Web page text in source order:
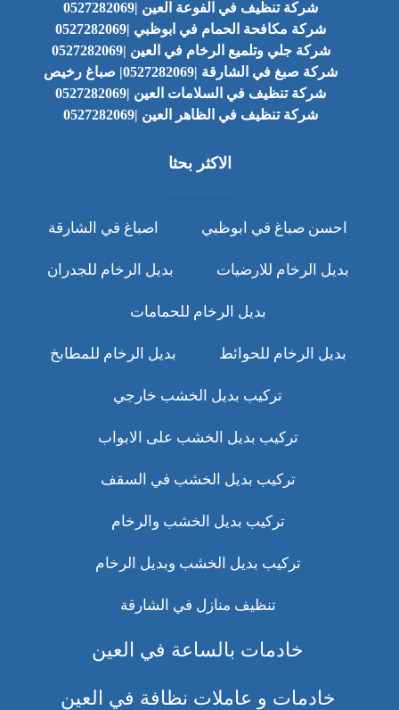
شركة تنظيف في الفوعة العين |0527282069
شركة مكافحة الحمام في ابوظبي |0527282069
شركة جلي وتلميع الرخام في العين |0527282069
شركة صبغ في الشارقة |0527282069| صباغ رخيص
شركة تنظيف في السلامات العين |0527282069
شركة تنظيف في الظاهر العين |0527282069
الاكثر بحثا
احسن صباغ في ابوظبي اصباغ في الشارقة
بديل الرخام للارضيات بديل الرخام للجدران
بديل الرخام للحمامات
بديل الرخام للحوائط بديل الرخام للمطابخ
تركيب بديل الخشب خارجي
تركيب بديل الخشب على الابواب
تركيب بديل الخشب في السقف
تركيب بديل الخشب والرخام
تركيب بديل الخشب وبديل الرخام
تنظيف منازل في الشارقة
خادمات بالساعة في العين
خادمات و عاملات نظافة في العين